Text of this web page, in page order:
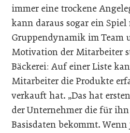
immer eine trockene
kann daraus sogar ein Spiel
Gruppendynamik im Team
Motivation der Mitarbeiter
Bäckerei: Auf einer Liste
Mitarbeiter die Produkte
verkauft hat. „Das hat
der Unternehmer die für
Basisdaten bekommt.